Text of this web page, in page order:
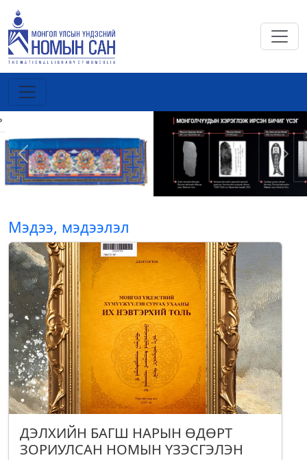
Previous Next
Мэдээ, мэдээлэл
ДЭЛХИЙН БАГШ НАРЫН ӨДӨРТ
ЗОРИУЛСАН НОМЫН ҮЗЭСГЭЛЭН